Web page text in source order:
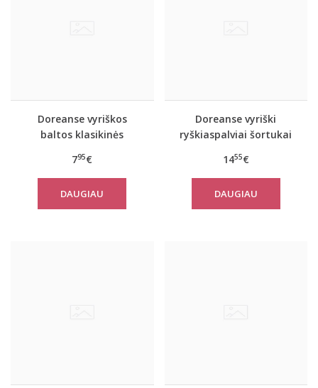
Doreanse vyriškos
baltos klasikinės
795€
DAUGIAU
Doreanse vyriški
ryškiaspalviai šortukai
1455€
DAUGIAU